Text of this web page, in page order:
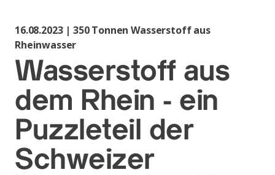
16.08.2023 | 350 Tonnen Wasserstoff aus
Rheinwasser
Wasserstoff aus
dem Rhein - ein
Puzzleteil der
Schweizer